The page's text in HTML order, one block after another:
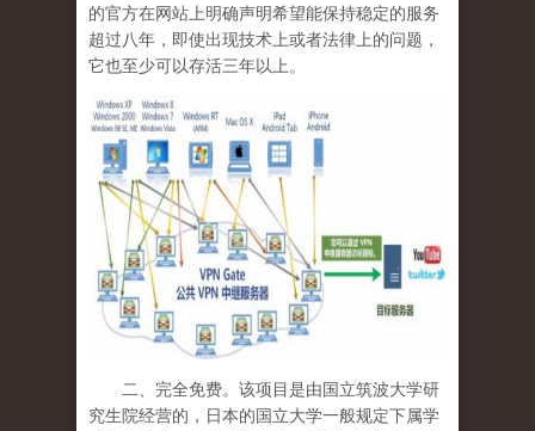
的官方在网站上明确声明希望能保持稳定的服务
超过八年，即使出现技术上或者法律上的问题，
它也至少可以存活三年以上。
二、完全免费。该项目是由国立筑波大学研
究生院经营的，日本的国立大学一般规定下属学